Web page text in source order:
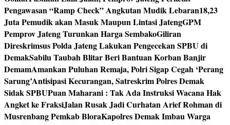
Pengawasan “Ramp Check” Angkutan Mudik Lebaran18,23
Juta Pemudik akan Masuk Maupun Lintasi JatengGPM
Pemprov Jateng Turunkan Harga SembakoGiliran
Direskrimsus Polda Jateng Lakukan Pengecekan SPBU di
DemakSabilu Taubah Blitar Beri Bantuan Korban Banjir
DemamAmankan Puluhan Remaja, Polri Sigap Cegah ‘Perang
Sarung’Antisipasi Kecurangan, Satreskrim Polres Demak
Sidak SPBUPuan Maharani : Tak Ada Instruksi Wacana Hak
Angket ke FraksiJalan Rusak Jadi Curhatan Arief Rohman di
Musrenbang Pemkab BloraKapolres Demak Imbau Warga